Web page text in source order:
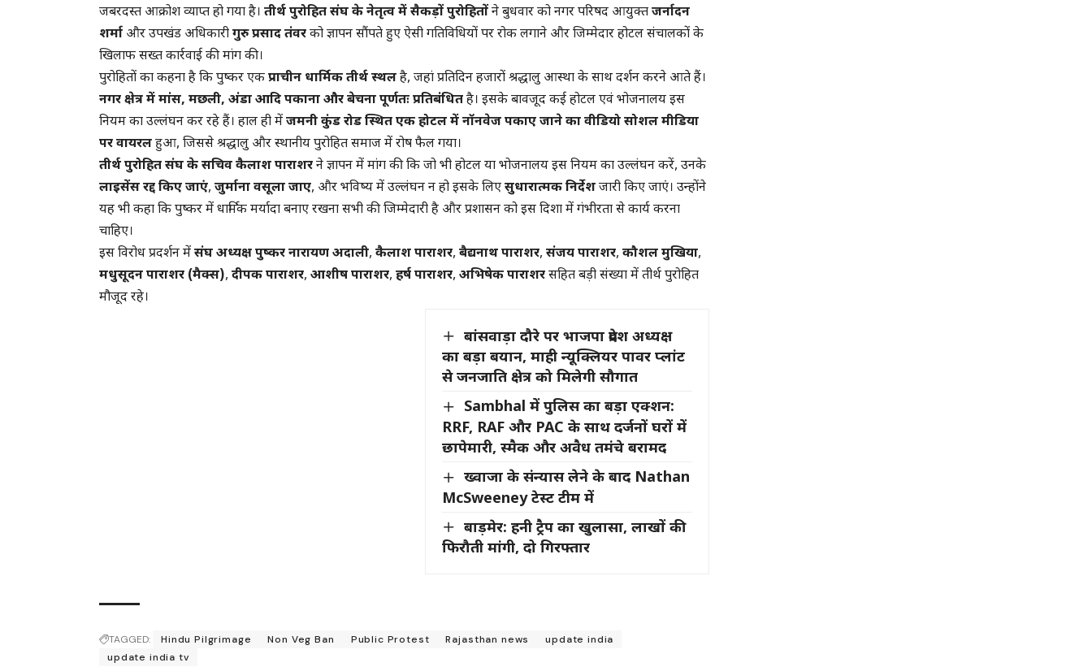
जबरदस्त आक्रोश व्याप्त हो गया है। तीर्थ पुरोहित संघ के नेतृत्व में सैकड़ों पुरोहितोंने बुधवार को नगर परिषद आयुक्तजर्नादन
शर्मा और उपखंड अधिकारीगुरु प्रसाद तंवरको ज्ञापन सौंपते हुए ऐसी गतिविधियों पर रोक लगाने और जिम्मेदार होटल संचालकों के
खिलाफ सख्त कार्रवाई की मांग की।
पुरोहितों का कहना है कि पुष्कर एकप्राचीन धार्मिक तीर्थ स्थलहै, जहां प्रतिदिन हजारों श्रद्धालु आस्था के साथ दर्शन करने आते हैं।
नगर क्षेत्र में मांस, मछली, अंडा आदि पकाना और बेचना पूर्णतः प्रतिबंधितहै। इसके बावजूद कई होटल एवं भोजनालय इस
नियम का उल्लंघन कर रहे हैं। हाल ही मेंजमनी कुंड रोड स्थित एक होटल में नॉनवेज पकाए जाने का वीडियो सोशल मीडिया
पर वायरलहुआ, जिससे श्रद्धालु और स्थानीय पुरोहित समाज में रोष फैल गया।
तीर्थ पुरोहित संघ के सचिव कैलाश पाराशरने ज्ञापन में मांग की कि जो भी होटल या भोजनालय इस नियम का उल्लंघन करें, उनके
लाइसेंस रद्द किए जाएं, जुर्माना वसूला जाए, और भविष्य में उल्लंघन न हो इसके लिएसुधारात्मक निर्देशजारी किए जाएं। उन्होंने
यह भी कहा कि पुष्कर में धार्मिक मर्यादा बनाए रखना सभी की जिम्मेदारी है और प्रशासन को इस दिशा में गंभीरता से कार्य करना
चाहिए।
इस विरोध प्रदर्शन मेंसंघ अध्यक्ष पुष्कर नारायण अदाली, कैलाश पाराशर, बैद्यनाथ पाराशर, संजय पाराशर, कौशल मुखिया,
मधुसूदन पाराशर (मैक्स), दीपक पाराशर, आशीष पाराशर, हर्ष पाराशर, अभिषेक पाराशरसहित बड़ी संख्या में तीर्थ पुरोहित
मौजूद रहे।
बांसवाड़ा दौरे पर भाजपा प्रदेश अध्यक्ष
का बड़ा बयान, माही न्यूक्लियर पावर प्लांट
से जनजाति क्षेत्र को मिलेगी सौगात
Sambhal में पुलिस का बड़ा एक्शन:
RRF, RAF और PAC के साथ दर्जनों घरों में
छापेमारी, स्मैक और अवैध तमंचे बरामद
ख्वाजा के संन्यास लेने के बाद Nathan
McSweeney टेस्ट टीम में
बाड़मेर: हनी ट्रैप का खुलासा, लाखों की
फिरौती मांगी, दो गिरफ्तार
TAGGED: Hindu Pilgrimage Non Veg Ban Public Protest Rajasthan news
update india
update india tv